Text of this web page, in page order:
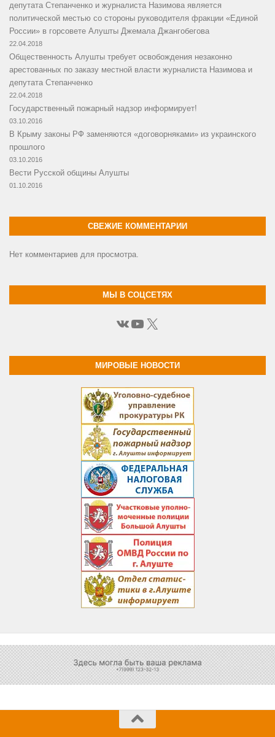
депутата Степанченко и журналиста Назимова является
политической местью со стороны руководителя фракции «Единой
России» в горсовете Алушты Джемала Джангобегова
22.04.2018
Общественность Алушты требует освобождения незаконно
арестованных по заказу местной власти журналиста Назимова и
депутата Степанченко
22.04.2018
Государственный пожарный надзор информирует!
03.10.2016
В Крыму законы РФ заменяются «договорняками» из украинского
прошлого
03.10.2016
Вести Русской общины Алушты
01.10.2016
СВЕЖИЕ КОММЕНТАРИИ
Нет комментариев для просмотра.
МЫ В СОЦСЕТЯХ
ВКонтакте
YouTube
X
МИРОВЫЕ НОВОСТИ